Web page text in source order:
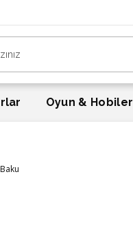
Oyun & Hobiler